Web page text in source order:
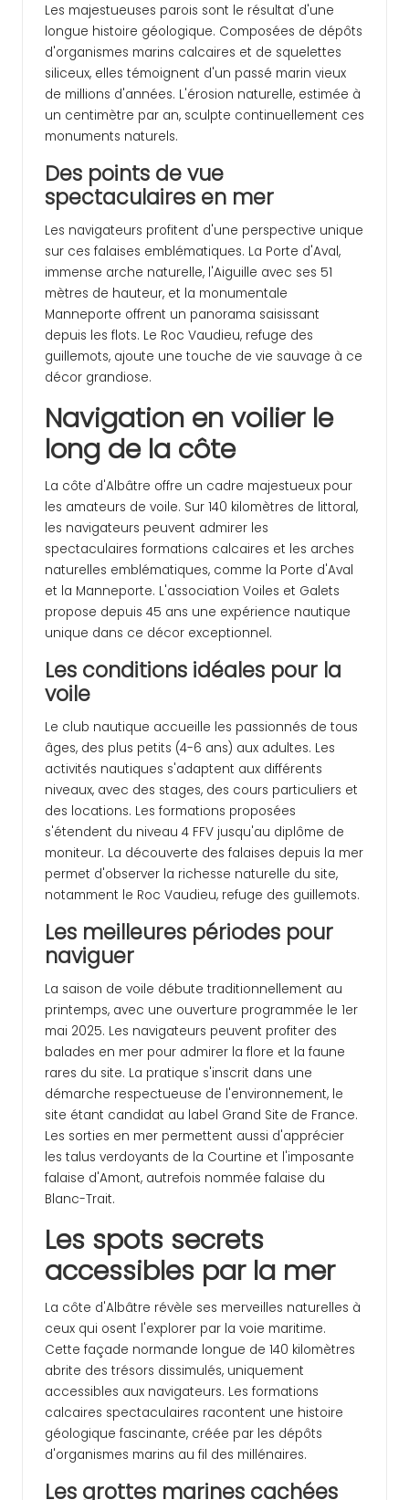
Les majestueuses parois sont le résultat d'une
longue histoire géologique. Composées de dépôts
d'organismes marins calcaires et de squelettes
siliceux, elles témoignent d'un passé marin vieux
de millions d'années. L'érosion naturelle, estimée à
un centimètre par an, sculpte continuellement ces
monuments naturels.
Des points de vue
spectaculaires en mer
Les navigateurs profitent d'une perspective unique
sur ces falaises emblématiques. La Porte d'Aval,
immense arche naturelle, l'Aiguille avec ses 51
mètres de hauteur, et la monumentale
Manneporte offrent un panorama saisissant
depuis les flots. Le Roc Vaudieu, refuge des
guillemots, ajoute une touche de vie sauvage à ce
décor grandiose.
Navigation en voilier le
long de la côte
La côte d'Albâtre offre un cadre majestueux pour
les amateurs de voile. Sur 140 kilomètres de littoral,
les navigateurs peuvent admirer les
spectaculaires formations calcaires et les arches
naturelles emblématiques, comme la Porte d'Aval
et la Manneporte. L'association Voiles et Galets
propose depuis 45 ans une expérience nautique
unique dans ce décor exceptionnel.
Les conditions idéales pour la
voile
Le club nautique accueille les passionnés de tous
âges, des plus petits (4-6 ans) aux adultes. Les
activités nautiques s'adaptent aux différents
niveaux, avec des stages, des cours particuliers et
des locations. Les formations proposées
s'étendent du niveau 4 FFV jusqu'au diplôme de
moniteur. La découverte des falaises depuis la mer
permet d'observer la richesse naturelle du site,
notamment le Roc Vaudieu, refuge des guillemots.
Les meilleures périodes pour
naviguer
La saison de voile débute traditionnellement au
printemps, avec une ouverture programmée le 1er
mai 2025. Les navigateurs peuvent profiter des
balades en mer pour admirer la flore et la faune
rares du site. La pratique s'inscrit dans une
démarche respectueuse de l'environnement, le
site étant candidat au label Grand Site de France.
Les sorties en mer permettent aussi d'apprécier
les talus verdoyants de la Courtine et l'imposante
falaise d'Amont, autrefois nommée falaise du
Blanc-Trait.
Les spots secrets
accessibles par la mer
La côte d'Albâtre révèle ses merveilles naturelles à
ceux qui osent l'explorer par la voie maritime.
Cette façade normande longue de 140 kilomètres
abrite des trésors dissimulés, uniquement
accessibles aux navigateurs. Les formations
calcaires spectaculaires racontent une histoire
géologique fascinante, créée par les dépôts
d'organismes marins au fil des millénaires.
Les grottes marines cachées